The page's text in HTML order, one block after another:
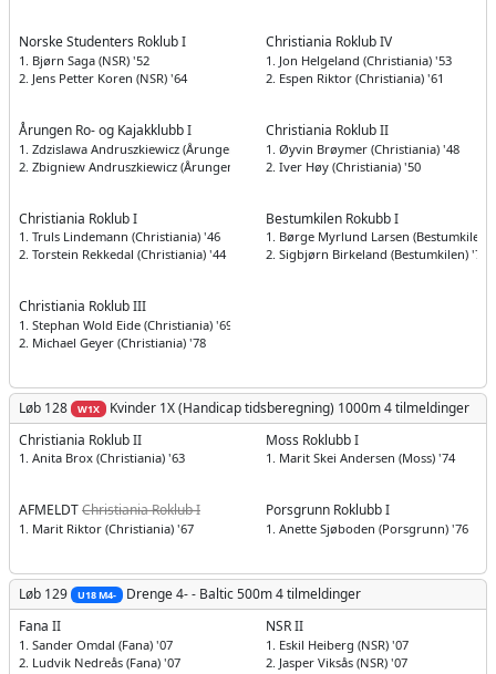
Norske Studenters Roklub I
1. Bjørn Saga (NSR) '52
2. Jens Petter Koren (NSR) '64
Christiania Roklub IV
1. Jon Helgeland (Christiania) '53
2. Espen Riktor (Christiania) '61
Årungen Ro- og Kajakklubb I
1. Zdzislawa Andruszkiewicz (Årungen) '59
2. Zbigniew Andruszkiewicz (Årungen) '59
Christiania Roklub II
1. Øyvin Brøymer (Christiania) '48
2. Iver Høy (Christiania) '50
Christiania Roklub I
1. Truls Lindemann (Christiania) '46
2. Torstein Rekkedal (Christiania) '44
Bestumkilen Rokubb I
1. Børge Myrlund Larsen (Bestumkilen)
2. Sigbjørn Birkeland (Bestumkilen) '71
Christiania Roklub III
1. Stephan Wold Eide (Christiania) '69
2. Michael Geyer (Christiania) '78
Løb 128 W1X Kvinder 1X (Handicap tidsberegning) 1000m4 tilmeldinger
Christiania Roklub II
1. Anita Brox (Christiania) '63
Moss Roklubb I
1. Marit Skei Andersen (Moss) '74
AFMELDTChristiania Roklub I
1. Marit Riktor (Christiania) '67
Porsgrunn Roklubb I
1. Anette Sjøboden (Porsgrunn) '76
Løb 129 U18 M4- Drenge4- - Baltic 500m4 tilmeldinger
Fana II
1. Sander Omdal (Fana) '07
2. Ludvik Nedreås (Fana) '07
NSR II
1. Eskil Heiberg (NSR) '07
2. Jasper Viksås (NSR) '07